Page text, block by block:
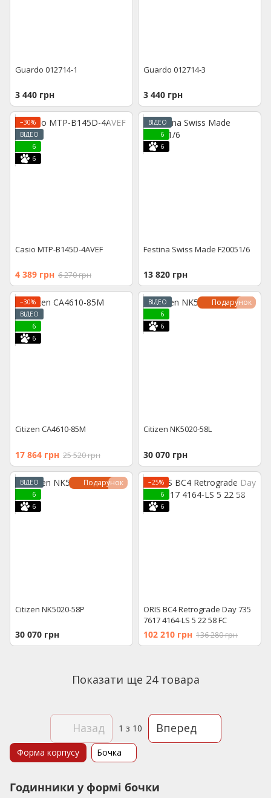
Guardo 012714-1
3 440 грн
Guardo 012714-3
3 440 грн
−30%
ВІДЕО
6
6
Casio MTP-B145D-4AVEF
4 389 грн 6 270 грн
ВІДЕО
6
6
Festina Swiss Made F20051/6
13 820 грн
−30%
ВІДЕО
6
6
Citizen CA4610-85M
17 864 грн 25 520 грн
Подарунок
ВІДЕО
6
6
Citizen NK5020-58L
30 070 грн
Подарунок
ВІДЕО
6
6
Citizen NK5020-58P
30 070 грн
−25%
6
6
ORIS BC4 Retrograde Day 735
7617 4164-LS 5 22 58 FC
102 210 грн 136 280 грн
Показати ще 24 товара
Назад 1 з 10 Вперед
Годинники у формі бочки
Форма корпусу Бочка